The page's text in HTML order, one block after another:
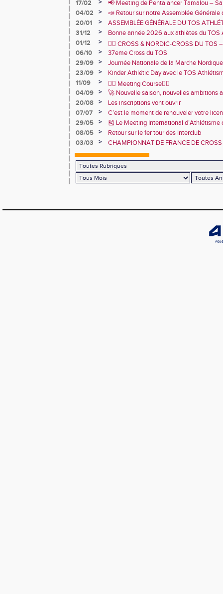
17/02 >
📢 Meeting de Pentalancer Tamalou –
04/02
>
📣 Retour sur notre Assemblée
2026 🙌
20/01 >
ASSEMBLÉE GÉNÉRALE DU TOS
JANVIER 18h30 – CENTRE SPORTIF DE
31/12 >
Bonne année 2026 aux athlètes du TOS
01/12
>
🏃‍♂️ CROSS & NORDIC-CROSS DU
et de convivialité ! 🏃‍♀️
06/10 >
37eme Cross du TOS
29/09
>
Journée Nationale de la Marche Nordique
23/09
>
Kinder Athlétic Day avec le TOS
11/09
>
🏃‍♂️ Meeting Course🏃‍♀️
04/09
>
🚀 Nouvelle saison, nouvelles ambitions
20/08
>
Les inscriptions vont ouvrir
07/07
>
C’est le moment de renouveler votre
2026 !
29/05 >
🎽 Le Meeting International
juin 2025 !
08/05 >
Retour sur le 1er tour des Interclub
03/03
> CHAMPIONNAT DE FRANCE DE